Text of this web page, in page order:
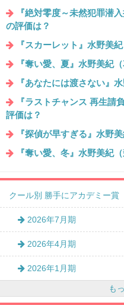
『絶対零度～未然犯罪潜
の評価は？
『スカーレット』水野美
『奪い愛、夏』水野美紀
『あなたには渡さない』
『ラストチャンス 再生請
評価は？
『探偵が早すぎる』水野
『奪い愛、冬』水野美紀
クール別 勝手にアカデミー賞
2026年7月期
2026年4月期
2026年1月期
も